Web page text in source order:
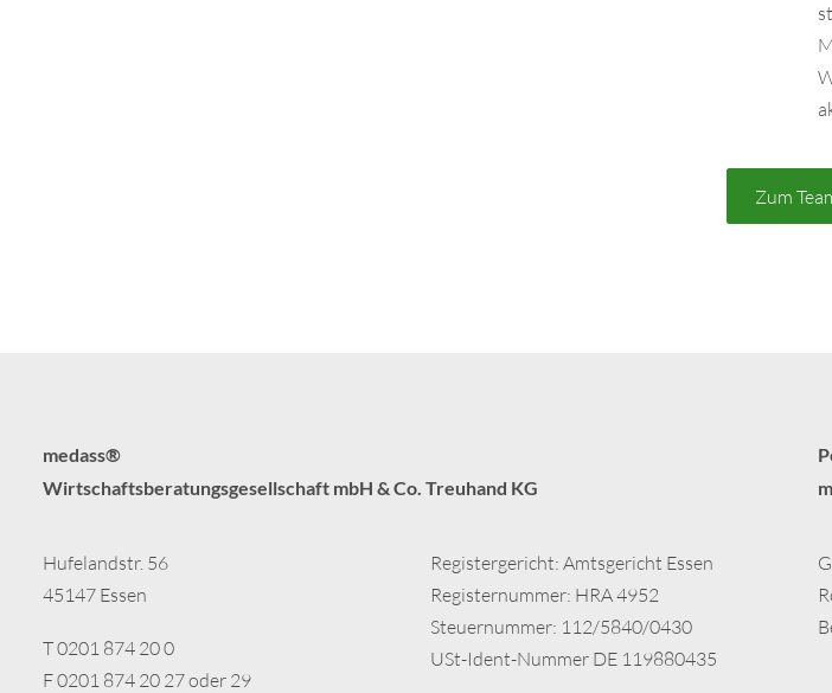
Zum
medass®
Wirtschaftsberatungsgesellschaft mbH & Co. Treuhand KG
Hufelandstr. 56
45147 Essen
T 0201 874 20 0
F 0201 874 20 27 oder 29
Registergericht: Amtsgericht Essen
Registernummer: HRA 4952
Steuernummer: 112/5840/0430
USt-Ident-Nummer DE 119880435